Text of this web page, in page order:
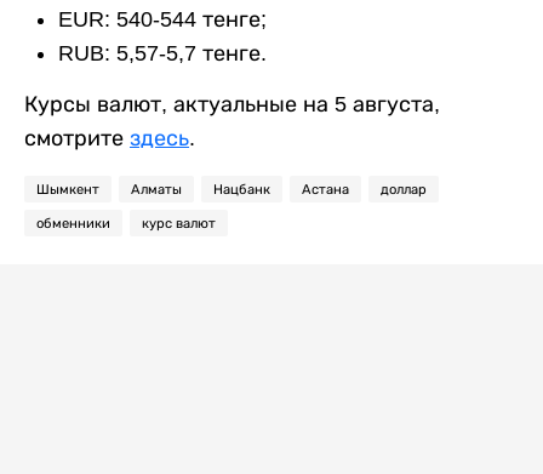
EUR: 540-544 тенге;
RUB: 5,57-5,7 тенге.
Курсы валют, актуальные на 5 августа,
смотрите здесь.
Шымкент Алматы Нацбанк Астана доллар
обменники курс валют